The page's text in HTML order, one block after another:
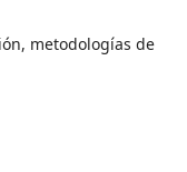
metodologías de